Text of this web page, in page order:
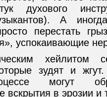
духового
А
перестать
успокаивающие
хейлитом
зудят и
могут
вскрытия в эрозии и